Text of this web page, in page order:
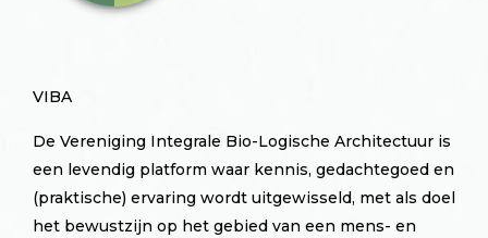
VIBA
De Vereniging Integrale Bio-Logische Architectuur is
een levendig platform waar kennis, gedachtegoed en
(praktische) ervaring wordt uitgewisseld, met als doel
het bewustzijn op het gebied van een mens- en